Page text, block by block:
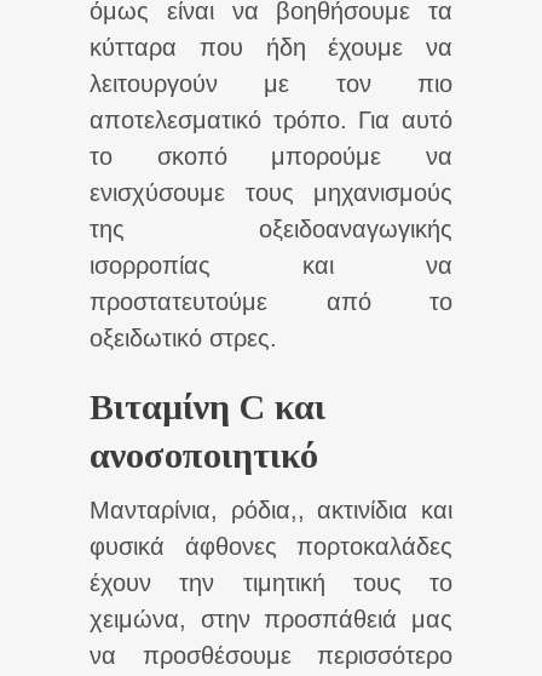
όμως είναι να βοηθήσουμε τα
κύτταρα που ήδη έχουμε να
λειτουργούν με τον πιο
αποτελεσματικό τρόπο. Για αυτό
το σκοπό μπορούμε να
ενισχύσουμε τους μηχανισμούς
της οξειδοαναγωγικής
ισορροπίας και να
προστατευτούμε από το
οξειδωτικό στρες.
Βιταμίνη C και
ανοσοποιητικό
Μανταρίνια, ρόδια,, ακτινίδια και
φυσικά άφθονες πορτοκαλάδες
έχουν την τιμητική τους το
χειμώνα, στην προσπάθειά μας
να προσθέσουμε περισσότερο